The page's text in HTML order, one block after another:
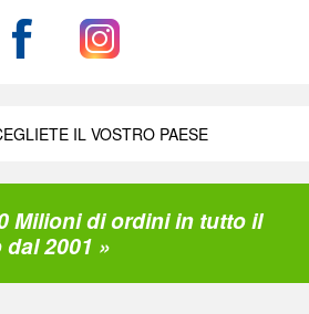
IL VOSTRO PAESE
Milioni di ordini in tutto il
2001 »